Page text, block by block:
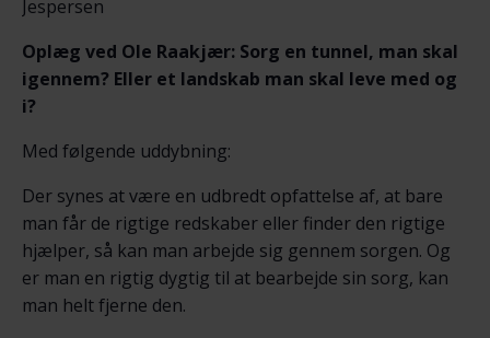
Jespersen
Oplæg ved Ole Raakjær: Sorg en tunnel, man skal
igennem? Eller et landskab man skal leve med og
i?
Med følgende uddybning:
Der synes at være en udbredt opfattelse af, at bare
man får de rigtige redskaber eller finder den rigtige
hjælper, så kan man arbejde sig gennem sorgen. Og
er man en rigtig dygtig til at bearbejde sin sorg, kan
man helt fjerne den.